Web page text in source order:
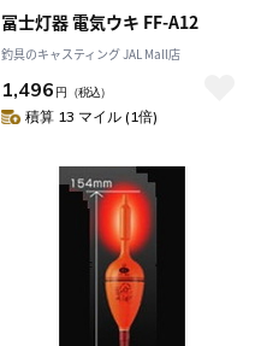
冨士灯器 電気ウキ FF-A12
釣具のキャスティング JAL Mall店
1,496 円 （税込）
積算 13 マイル (1倍)